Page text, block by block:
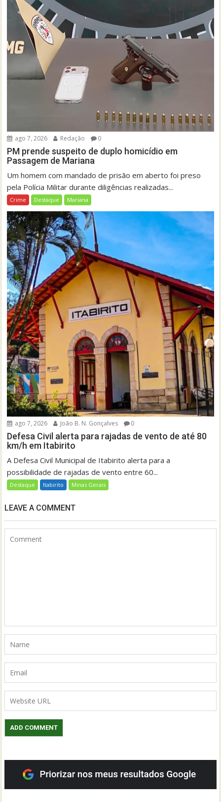
ago 7, 2026 Redação 0
PM prende suspeito de duplo homicídio em
Passagem de Mariana
Um homem com mandado de prisão em aberto foi preso
pela Polícia Militar durante diligências realizadas...
Crime Destaque Mariana
ago 7, 2026 João B. N. Gonçalves 0
Defesa Civil alerta para rajadas de vento de até 80
km/h em Itabirito
A Defesa Civil Municipal de Itabirito alerta para a
possibilidade de rajadas de vento entre 60...
Destaque Itabirito Minas Gerais
LEAVE A COMMENT